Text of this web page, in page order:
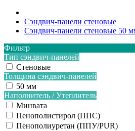
Сэндвич-панели стеновые
Сэндвич-панели стеновые 50
Фильтр
Тип сэндвич-панелей
Стеновые
Толщина сэндвич-панелей
50 мм
Наполнитель / Утеплитель
Минвата
Пенополистирол (ППС)
Пенополиуретан (ППУ/PUR)